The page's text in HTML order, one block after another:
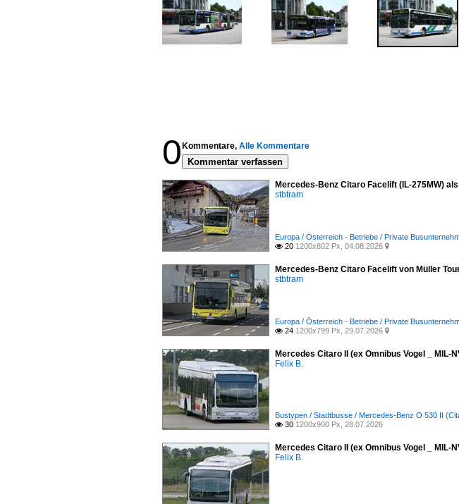
0 Kommentare, Alle Kommentare
Kommentar verfassen
Mercedes-Benz Citaro Facelift (IL-275MW)
stbtram
Europa / Österreich - Betriebe / Private
 20 1200x802 Px, 04.08.2026 
Mercedes-Benz Citaro Facelift von Müller
stbtram
Europa / Österreich - Betriebe / Private
 24 1200x799 Px, 29.07.2026 
Mercedes Citaro II (ex Omnibus Vogel _ MIL-
Felix B.
Bustypen / Stadtbusse / Mercedes-Benz O 530 II
 30 1200x900 Px, 28.07.2026
Mercedes Citaro II (ex Omnibus Vogel _ MIL-
Felix B.